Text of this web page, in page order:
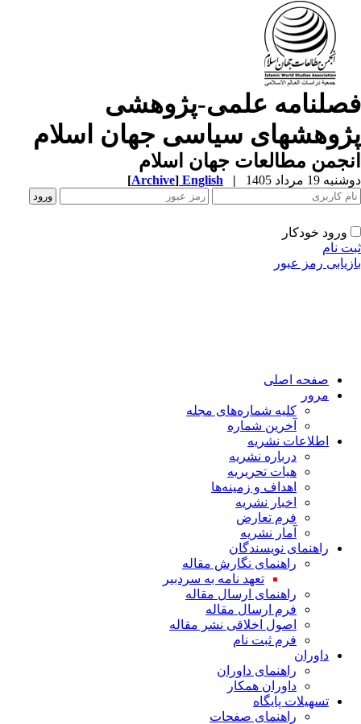
علمی-پژوهشی
سیاسی جهان اسلام
مطالعات جهان اسلام
19 مرداد 1405 |
English
[Archive]
ورود خودکار
نام
رمز عبور
صفحه اصلی
مرور
کلیه شماره‌های مجله
آخرین شماره
اطلاعات نشریه
درباره نشریه
هیات تحریریه
اهداف و زمینه‌ها
اخبار نشریه
فرم تعارض
آمار نشریه
راهنمای نویسندگان
راهنمای نگارش مقاله
تعهد نامه به سردبیر
راهنمای ارسال مقاله
فرم ارسال مقاله
اصول اخلاقی نشر مقاله
فرم ثبت نام
داوران
راهنمای داوران
داوران همکار
تسهیلات پایگاه
راهنمای صفحات